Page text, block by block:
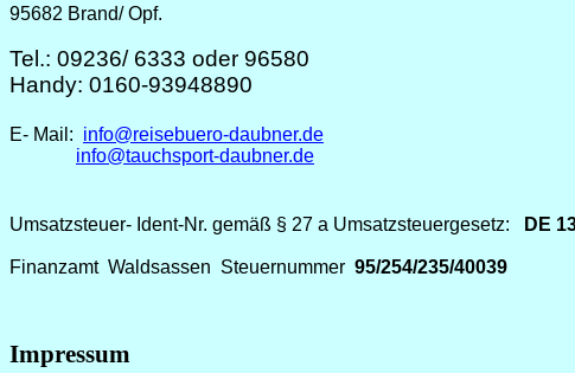
95682 Brand/ Opf.
Tel.: 09236/ 6333 oder 96580
Handy: 0160-93948890
E- Mail: info@reisebuero-daubner.de
info@tauchsport-daubner.de
Umsatzsteuer- Ident-Nr. gemäß § 27 a Umsatzsteuergesetz: DE
Finanzamt Waldsassen Steuernummer 95/254/235/40039
Impressum